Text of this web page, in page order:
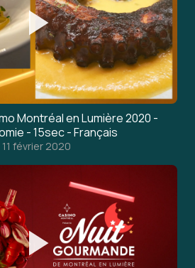
Montréal en Lumière 2020 -
- 15sec - Français
11 février 2020